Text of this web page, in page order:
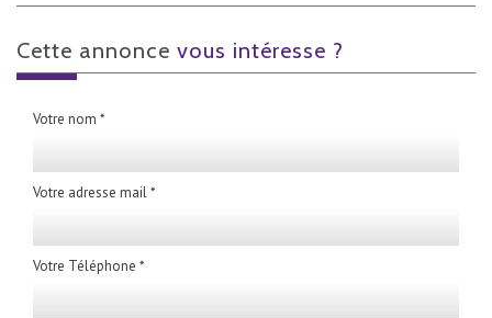
cette annonce vous intéresse ?
Votre nom *
Votre adresse mail *
Votre Téléphone *